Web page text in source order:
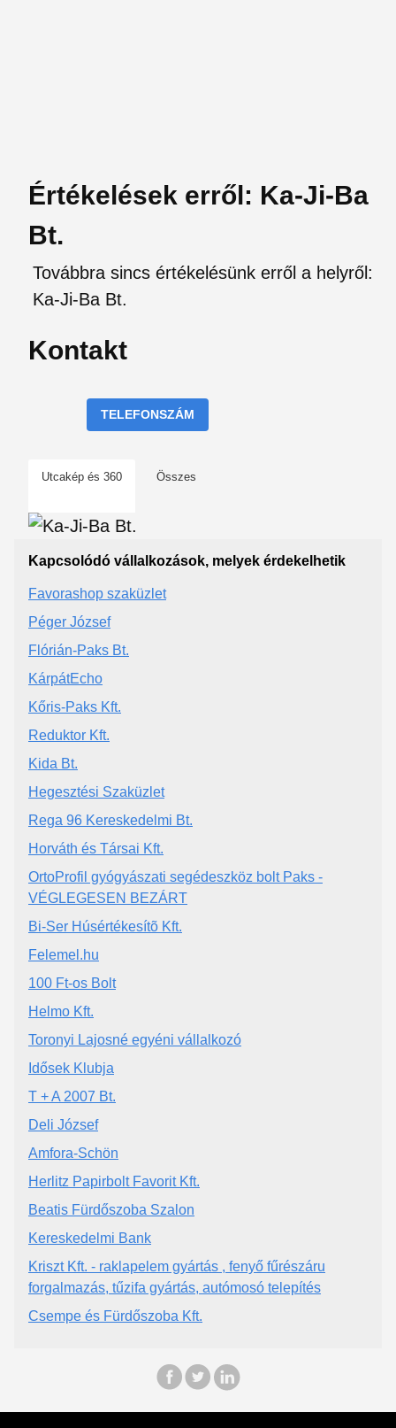
Értékelések erről: Ka-Ji-Ba
Bt.
Továbbra sincs értékelésünk erről a helyről:
Ka-Ji-Ba Bt.
Kontakt
TELEFONSZÁM
Utcakép és 360 Összes
Kapcsolódó vállalkozások, melyek érdekelhetik
Favorashop szaküzlet
Péger József
Flórián-Paks Bt.
KárpátEcho
Kőris-Paks Kft.
Reduktor Kft.
Kida Bt.
Hegesztési Szaküzlet
Rega 96 Kereskedelmi Bt.
Horváth és Társai Kft.
OrtoProfil gyógyászati segédeszköz bolt Paks -
VÉGLEGESEN BEZÁRT
Bi-Ser Húsértékesítõ Kft.
Felemel.hu
100 Ft-os Bolt
Helmo Kft.
Toronyi Lajosné egyéni vállalkozó
Idősek Klubja
T + A 2007 Bt.
Deli József
Amfora-Schön
Herlitz Papirbolt Favorit Kft.
Beatis Fürdőszoba Szalon
Kereskedelmi Bank
Kriszt Kft. - raklapelem gyártás , fenyő fűrészáru
forgalmazás, tűzifa gyártás, autómosó telepítés
Csempe és Fürdőszoba Kft.